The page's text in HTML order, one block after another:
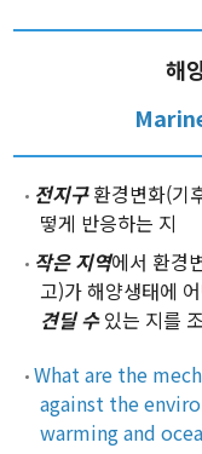
해
전지구환경변화(기
떻게 반응하는 지
작은 지역에서 환경
고)가 해양생태에
견딜 수있는 지를
What are the
against the
warming and